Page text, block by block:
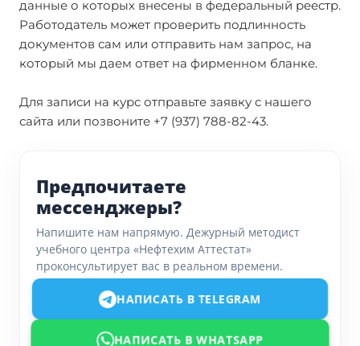
данные о которых внесены в федеральный реестр.
Работодатель может проверить подлинность
документов сам или отправить нам запрос, на
который мы даем ответ на фирменном бланке.
Для записи на курс отправьте заявку с нашего
сайта или позвоните +7 (937) 788-82-43.
Предпочитаете
мессенджеры?
Напишите нам напрямую. Дежурный методист
учебного центра «Нефтехим Аттестат»
проконсультирует вас в реальном времени.
НАПИСАТЬ В TELEGRAM
НАПИСАТЬ В WHATSAPP